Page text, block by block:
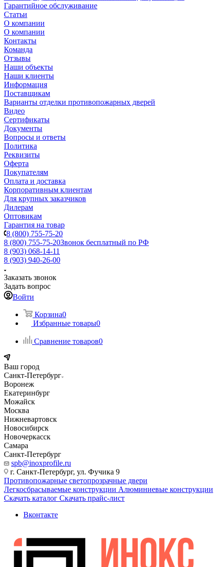
Гарантийное обслуживание
Статьи
О компании
О компании
Контакты
Команда
Отзывы
Наши объекты
Наши клиенты
Информация
Поставщикам
Варианты отделки противопожарных дверей
Видео
Сертификаты
Документы
Вопросы и ответы
Политика
Реквизиты
Оферта
Покупателям
Оплата и доставка
Корпоративным клиентам
Для крупных заказчиков
Дилерам
Оптовикам
Гарантия на товар
8 (800) 755-75-20
8 (800) 755-75-20Звонок бесплатный по РФ
8 (903) 068-14-11
8 (903) 940-26-00
Заказать звонок
Задать вопрос
Войти
Корзина0
Избранные товары0
Сравнение товаров0
Ваш город
Санкт-Петербург
Воронеж
Екатеринбург
Можайск
Москва
Нижневартовск
Новосибирск
Новочеркасск
Самара
Санкт-Петербург
spb@inoxprofile.ru
г. Санкт-Петербург, ул. Фучика 9
Противопожарные светопрозрачные двери
Легкосбрасываемые конструкции Алюминиевые конструкции
Скачать каталог Скачать прайс-лист
Вконтакте